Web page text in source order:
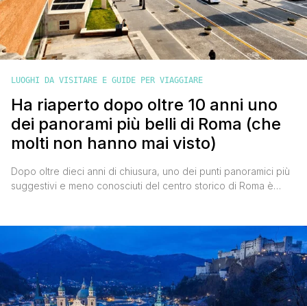
LUOGHI DA VISITARE E GUIDE PER VIAGGIARE
Ha riaperto dopo oltre 10 anni uno
dei panorami più belli di Roma (che
molti non hanno mai visto)
Dopo oltre dieci anni di chiusura, uno dei punti panoramici più
suggestivi e meno conosciuti del centro storico di Roma è
panoramico permette di ammirare dall’alto una delle aree
archeologiche più straordinarie del mondo, con una vista